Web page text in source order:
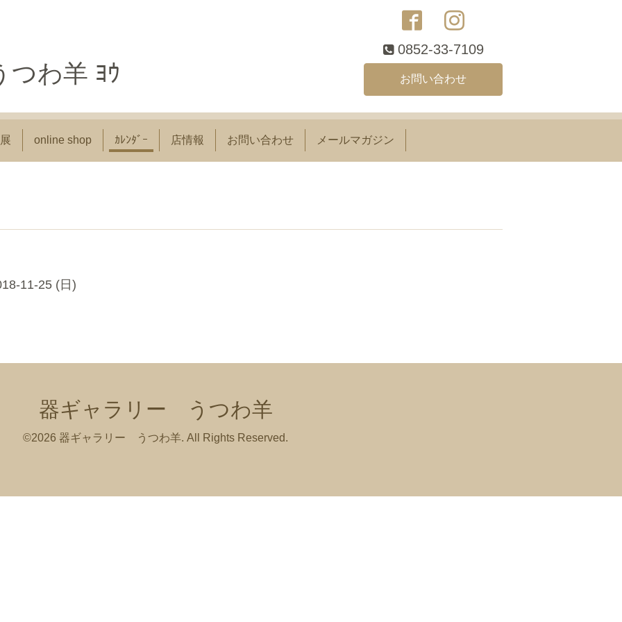
わ羊 ﾖｳ
0852-33-7109
お問い合わせ
展 online shop ｶﾚﾝﾀﾞｰ 店情報 お問い合わせ メールマガジン
11-25 (日)
器ギャラリー うつわ羊
©2026 器ギャラリー うつわ羊. All Rights Reserved.